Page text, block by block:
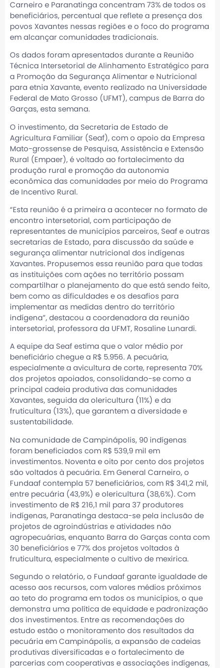
Carneiro e Paranatinga concentram 73% de todos os
beneficiários, percentual que reflete a presença dos
povos Xavantes nessas regiões e o foco do programa
em alcançar comunidades tradicionais.
Os dados foram apresentados durante a Reunião
Técnica Intersetorial de Alinhamento Estratégico para
a Promoção da Segurança Alimentar e Nutricional
para etnia Xavante, evento realizado na Universidade
Federal de Mato Grosso (UFMT), campus de Barra do
Garças, esta semana.
O investimento, da Secretaria de Estado de
Agricultura Familiar (Seaf), com o apoio da Empresa
Mato-grossense de Pesquisa, Assistência e Extensão
Rural (Empaer), é voltado ao fortalecimento da
produção rural e promoção da autonomia
econômica das comunidades por meio do Programa
de Incentivo Rural.
“Esta reunião é a primeira a acontecer no formato de
encontro intersetorial, com participação de
representantes de municípios parceiros, Seaf e outras
secretarias de Estado, para discussão da saúde e
segurança alimentar nutricional dos indígenas
Xavantes. Propusemos essa reunião para que todas
as instituições com ações no território possam
compartilhar o planejamento do que está sendo feito,
bem como as dificuldades e os desafios para
implementar as medidas dentro do território
indígena”, destacou a coordenadora da reunião
intersetorial, professora da UFMT, Rosaline Lunardi.
A equipe da Seaf estima que o valor médio por
beneficiário chegue a R$ 5.956. A pecuária,
especialmente a avicultura de corte, representa 70%
dos projetos apoiados, consolidando-se como a
principal cadeia produtiva das comunidades
Xavantes, seguida da olericultura (11%) e da
fruticultura (13%), que garantem a diversidade e
sustentabilidade.
Na comunidade de Campinápolis, 90 indígenas
foram beneficiados com R$ 539,9 mil em
investimentos. Noventa e oito por cento dos projetos
são voltados à pecuária. Em General Carneiro, o
Fundaaf contempla 57 beneficiários, com R$ 341,2 mil,
entre pecuária (43,9%) e olericultura (38,6%). Com
investimento de R$ 216,1 mil para 37 produtores
indígenas, Paranatinga destaca-se pela inclusão de
projetos de agroindústrias e atividades não
agropecuárias, enquanto Barra do Garças conta com
30 beneficiários e 77% dos projetos voltados à
fruticultura, especialmente o cultivo de mexirica.
Segundo o relatório, o Fundaaf garante igualdade de
acesso aos recursos, com valores médios próximos
ao teto do programa em todos os municípios, o que
demonstra uma política de equidade e padronização
dos investimentos. Entre as recomendações do
estudo estão o monitoramento dos resultados da
pecuária em Campinápolis, a expansão de cadeias
produtivas diversificadas e o fortalecimento de
parcerias com cooperativas e associações indígenas,